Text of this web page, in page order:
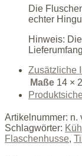
Die
echter
Hinweis:
Zusätzliche
Maße 14 ×
Artikelnummer: n.
Schlagwörter:
Flaschenhusse,